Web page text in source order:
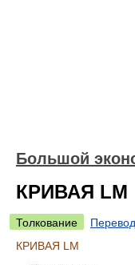
Большой
КРИВАЯ LM
Толкование
Перевод
КРИВАЯ LM